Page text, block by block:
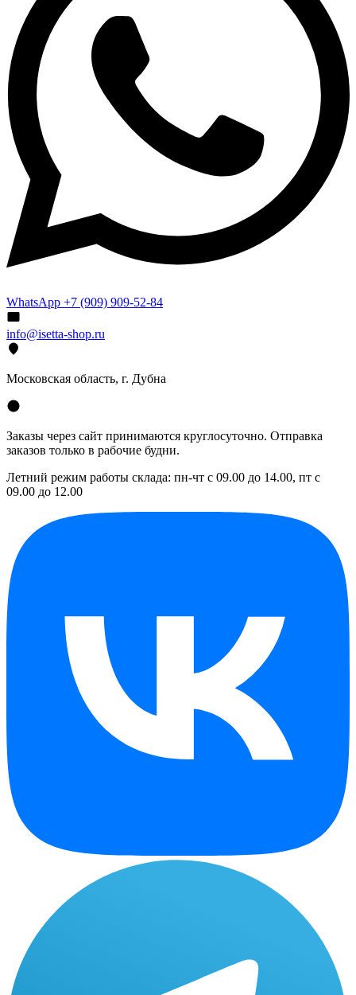
WhatsApp +7 (909) 909-52-84
info@isetta-shop.ru
Московская область, г. Дубна
Заказы через сайт принимаются круглосуточно. Отправка
заказов только в рабочие будни.
Летний режим работы склада: пн-чт с 09.00 до 14.00, пт с
09.00 до 12.00